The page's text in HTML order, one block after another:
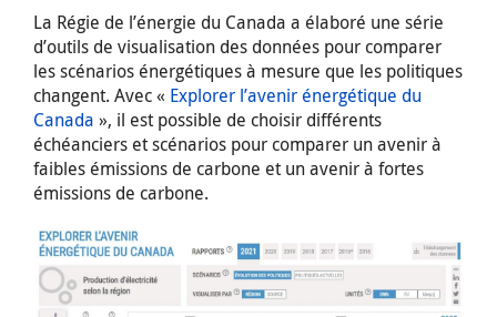
La Régie de l’énergie du Canada a élaboré une série
d’outils de visualisation des données pour comparer
les scénarios énergétiques à mesure que les politiques
changent. Avec « Explorer l’avenir énergétique du
Canada », il est possible de choisir différents
échéanciers et scénarios pour comparer un avenir à
faibles émissions de carbone et un avenir à fortes
émissions de carbone.